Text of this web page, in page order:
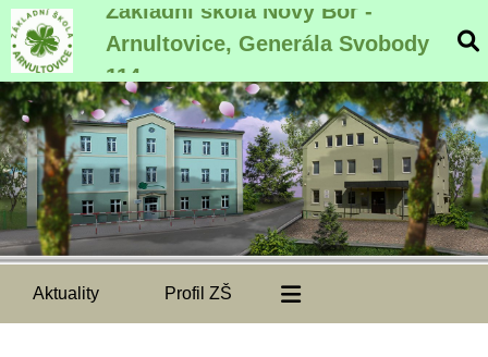
Základní škola Nový Bor -
Arnultovice, Generála Svobody
114
Aktuality Profil ZŠ